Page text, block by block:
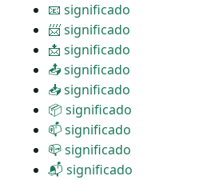
📧 significado
📨 significado
📩 significado
📤 significado
📥 significado
📦 significado
📫 significado
📪 significado
📬 significado